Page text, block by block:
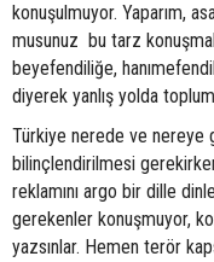
konuşulmuyor. Yaparım,
musunuz bu tarz
beyefendiliğe,
diyerek yanlış yolda
Türkiye nerede ve nereye
bilinçlendirilmesi
reklamını argo bir dille
gerekenler konuşmuyor,
yazsınlar. Hemen terör